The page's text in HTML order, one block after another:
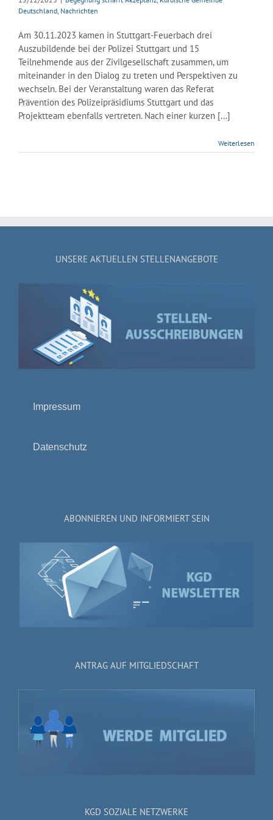
Deutschland, Nachrichten
Am 30.11.2023 kamen in Stuttgart-Feuerbach drei
Auszubildende bei der Polizei Stuttgart und 15
Teilnehmende aus der Zivilgesellschaft zusammen, um
miteinander in den Dialog zu treten und Perspektiven zu
wechseln. Bei der Veranstaltung waren das Referat
Prävention des Polizeipräsidiums Stuttgart und das
Projektteam ebenfalls vertreten. Nach einer kurzen [...]
Weiterlesen
UNSERE AKTUELLEN STELLENANGEBOTE
Impressum
Datenschutz
ABONNIEREN UND INFORMIERT SEIN
ANTRAG AUF MITGLIEDSCHAFT
KGD SOZIALE NETZWERKE